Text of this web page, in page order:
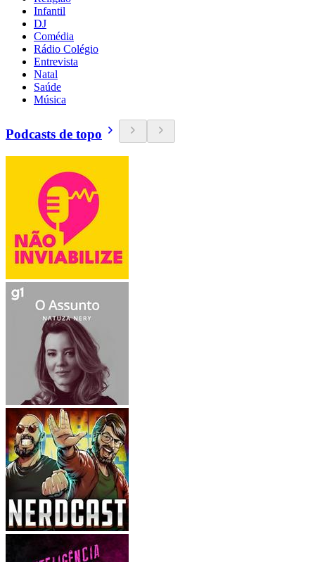
Infantil
DJ
Comédia
Rádio Colégio
Entrevista
Natal
Saúde
Música
Podcasts de topo